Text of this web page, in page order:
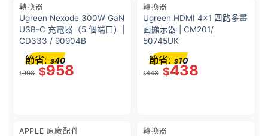
轉換器
Ugreen Nexode 300W GaN
USB-C 充電器（5 個端口）|
CD333 / 90904B
$998 $958
節省: $40
轉換器
Ugreen HDMI 4×1 四路多畫
面顯示器 | CM201/
50745UK
$448 $438
節省: $10
APPLE 原廠配件 轉換器